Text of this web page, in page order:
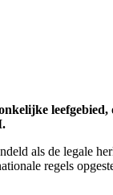
als de legale
regels